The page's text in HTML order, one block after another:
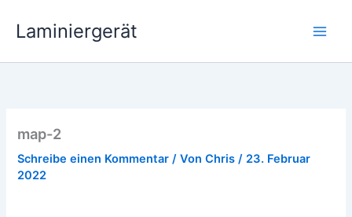
InhaltLaminiergerät
map-2
Schreibe einen Kommentar / VonChris/ 23. Februar
2022